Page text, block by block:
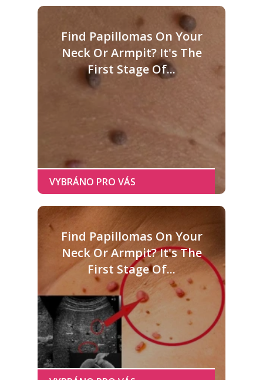
Find Papillomas On Your
Neck Or Armpit? It's The
First Stage Of...
Find Papillomas On Your
Neck Or Armpit? It's The
First Stage Of...